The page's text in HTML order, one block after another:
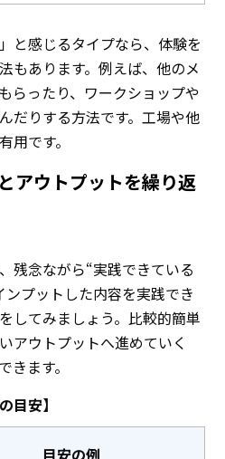
と感じるタイプなら、体験を
もあります。例えば、他のメ
らったり、ワークショップや
だりする方法です。工場や他
用です。
アウトプットを繰り返
残念ながら“実践できている
プットした内容を実践でき
してみましょう。比較的簡単
アウトプットへ進めていく
きます。
目安】
目安の例